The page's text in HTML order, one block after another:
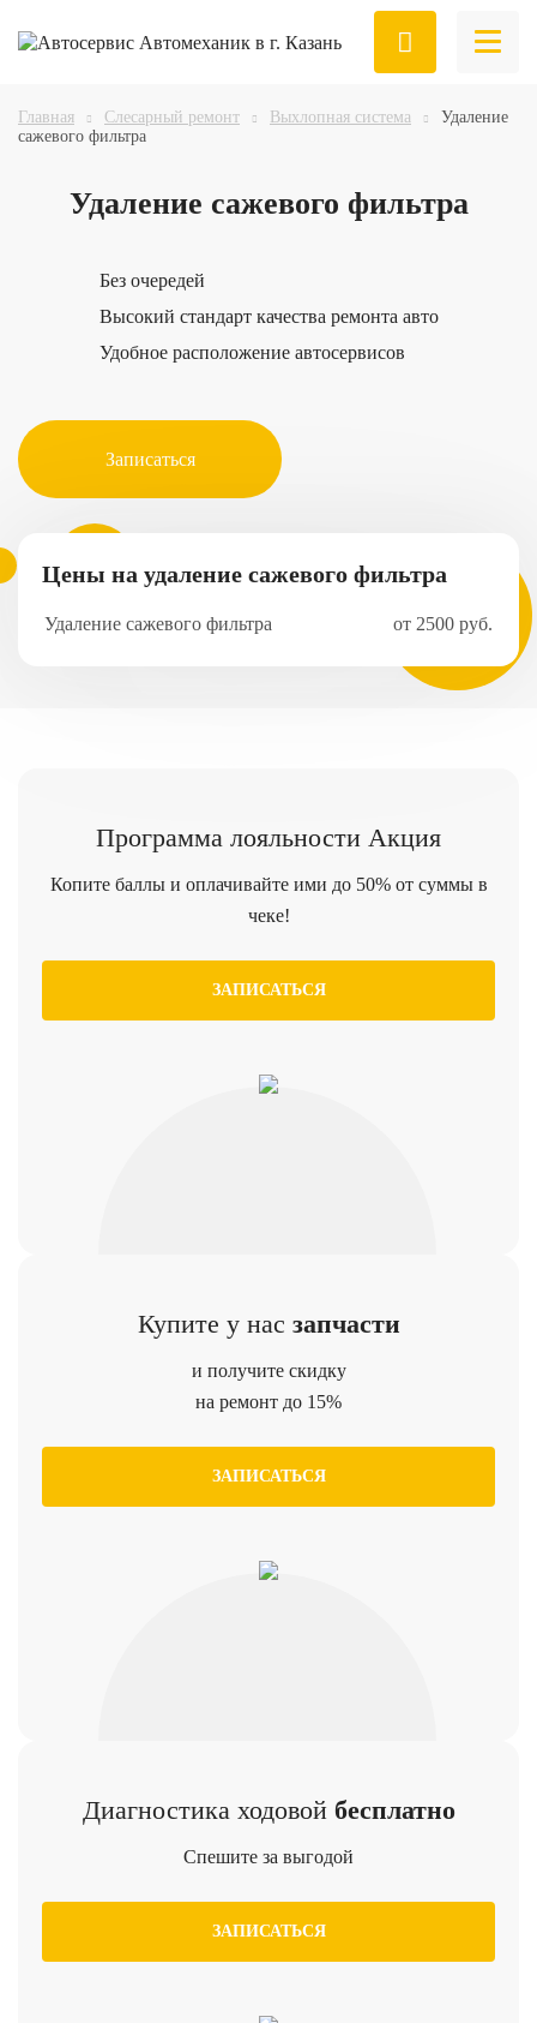
Главная Слесарный ремонт Выхлопная система
Удаление
сажевого фильтра
Удаление сажевого фильтра
Без очередей
Высокий стандарт качества ремонта авто
Удобное расположение автосервисов
Записаться
Цены на удаление сажевого фильтра
Удаление сажевого фильтра от 2500 руб.
Программа лояльности Акция
Копите баллы и оплачивайте ими до 50% от суммы в
чеке!
ЗАПИСАТЬСЯ
Купите у нас запчасти
и получите скидку
на ремонт до 15%
ЗАПИСАТЬСЯ
Диагностика ходовой бесплатно
Спешите за выгодой
ЗАПИСАТЬСЯ